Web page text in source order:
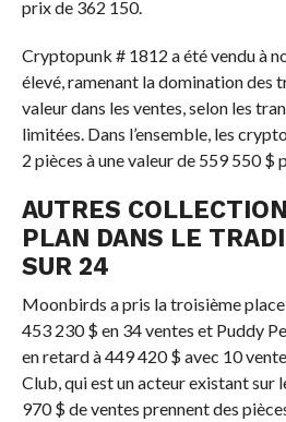
prix de 362 150.
Cryptopunk # 1812 a été vendu à
élevé, ramenant la domination des
valeur dans les ventes, selon les
limitées. Dans l’ensemble, les
2 pièces à une valeur de 559 550 $
AUTRES
PLAN DANS LE
SUR 24
Moonbirds a pris la troisième
453 230 $ en 34 ventes et Puddy
en retard à 449 420 $ avec 10
Club, qui est un acteur existant sur
970 $ de ventes prennent des